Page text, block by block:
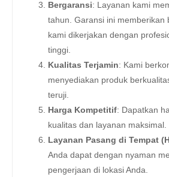
Bergaransi: Layanan kami
tahun. Garansi ini memberikan
kami dikerjakan dengan
tinggi.
Kualitas Terjamin: Kami
menyediakan produk
teruji.
Harga Kompetitif: Dapatkan
kualitas dan layanan maksimal.
Layanan Pasang di Tempat
Anda dapat dengan nyaman
pengerjaan di lokasi Anda.